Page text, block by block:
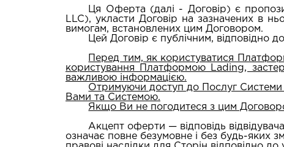
Ця Оферта (далі - Договір) є
LLC), укласти Договір на зазначених в
вимогам, встановлених цим Договором.
Цей Договір є публічним, відповідно
Перед тим, як користуватися
користування Платформою Lading,
важливою інформацією.
Отримуючи доступ до Послуг
Вами та Системою.
Якщо Ви не погодитеся з цим
Акцепт оферти — відповідь
означає повне безумовне і без будь-яких